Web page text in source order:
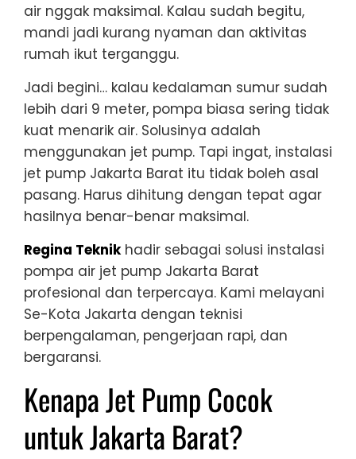
air nggak maksimal. Kalau sudah begitu,
mandi jadi kurang nyaman dan aktivitas
rumah ikut terganggu.
Jadi begini… kalau kedalaman sumur sudah
lebih dari 9 meter, pompa biasa sering tidak
kuat menarik air. Solusinya adalah
menggunakan jet pump. Tapi ingat, instalasi
jet pump Jakarta Barat itu tidak boleh asal
pasang. Harus dihitung dengan tepat agar
hasilnya benar-benar maksimal.
Regina Teknikhadir sebagai solusi instalasi
pompa air jet pump Jakarta Barat
profesional dan terpercaya. Kami melayani
Se-Kota Jakarta dengan teknisi
berpengalaman, pengerjaan rapi, dan
bergaransi.
Kenapa Jet Pump Cocok
untuk Jakarta Barat?